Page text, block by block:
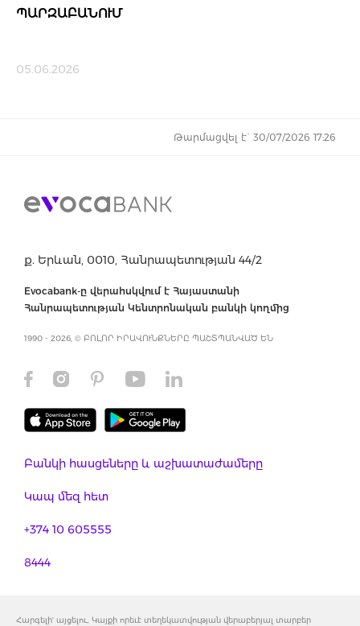
ՊԱՐԶԱԲԱՆՈՒՄ
05.06.2026
Թարմացվել է` 30/07/2026 17:26
ք. Երևան, 0010, Հանրապետության 44/2
Evocabank-ը վերահսկվում է Հայաստանի
Հանրապետության Կենտրոնական բանկի կողմից
1990 - 2026, © ԲՈԼՈՐ ԻՐԱՎՈՒՆՔՆԵՐԸ ՊԱՇՏՊԱՆՎԱԾ ԵՆ
Բանկի հասցեները և աշխատաժամերը
Կապ մեզ հետ
+374 10 605555
8444
Հարգելի' այցելու, Կայքի որեւէ տեղեկատվության վերաբերյալ տարբեր